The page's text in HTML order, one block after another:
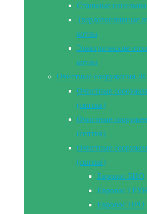
Стальные
Твердотопливные
котлы
Электрические
котлы
Очистные сооружения
Очистные
(септик)
Очистные
(септик)
Очистные
(септик)
Евролос БИО
Евролос
Евролос ПРО